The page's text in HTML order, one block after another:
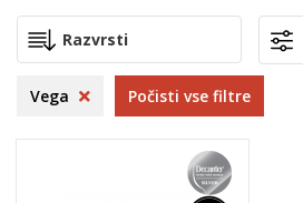
Vega Počisti vse filtre